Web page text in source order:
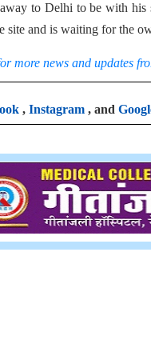
to Delhi to be with his
site and is waiting for the
more news and updates
, Instagram , and